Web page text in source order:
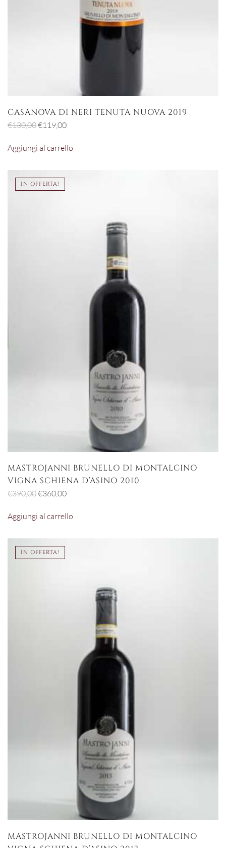
CASANOVA DI NERI TENUTA NUOVA 2019
€130,00Il
originale
€119,00Il
attuale
Aggiungi al carrello
IN OFFERTA!
MASTROJANNI BRUNELLO DI MONTALCINO
VIGNA SCHIENA D’ASINO 2010
€390,00Il
originale
€390,00.
€360,00Il
attuale
Aggiungi al carrello
IN OFFERTA!
MASTROJANNI BRUNELLO DI MONTALCINO